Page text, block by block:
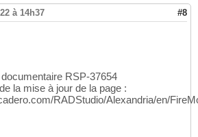
à 14h37 #8
RSP-37654
la mise à jour de la page :
RADStudio/Alexandria/en/